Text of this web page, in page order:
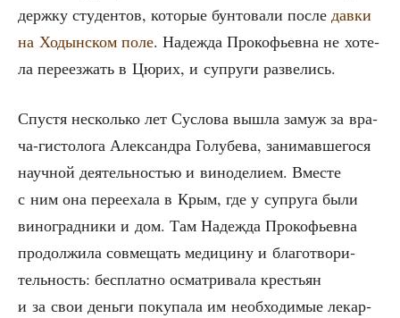
держ­ку сту­ден­тов, кото­рые бун­то­ва­ли после дав­ки
на Ходын­ском поле. Надеж­да Про­ко­фьев­на не хоте­
ла пере­ез­жать в Цюрих, и супру­ги развелись.
Спу­стя несколь­ко лет Сус­ло­ва вышла замуж за вра­
ча-гисто­ло­га Алек­сандра Голу­бе­ва, зани­мав­ше­го­ся
науч­ной дея­тель­но­стью и вино­де­ли­ем. Вме­сте
с ним она пере­еха­ла в Крым, где у супру­га были
вино­град­ни­ки и дом. Там Надеж­да Про­ко­фьев­на
про­дол­жи­ла сов­ме­щать меди­ци­ну и бла­го­тво­ри­
тель­ность: бес­плат­но осмат­ри­ва­ла кре­стьян
и за свои день­ги поку­па­ла им необ­хо­ди­мые лекар­